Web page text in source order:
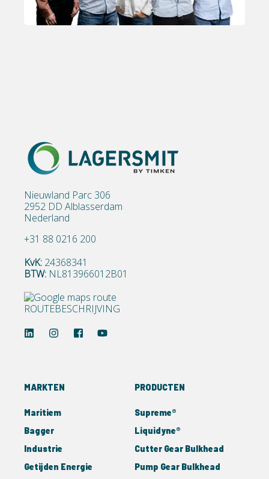
Nieuwland Parc 306
2952 DD Alblasserdam
Nederland
+31 88 0216 200
KvK: 24368341
BTW: NL813966012B01
ROUTEBESCHRIJVING
MARKTEN
Maritiem
Bagger
Industrie
Getijden Energie
PRODUCTEN
Supreme®
Liquidyne®
Cutter Gear Bulkhead
Pump Gear Bulkhead